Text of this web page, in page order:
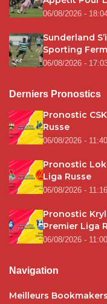
06/08/2026 -
Sunderland
Sporting
06/08/2026 -
Derniers Pronostics
Pronostic
Russe
06/08/2026 - 11:40
Pronostic
Liga Russe
06/08/2026 - 11:16
Pronostic
Premier Liga
06/08/2026 - 11:00
Navigation
Meilleurs Bookmakers